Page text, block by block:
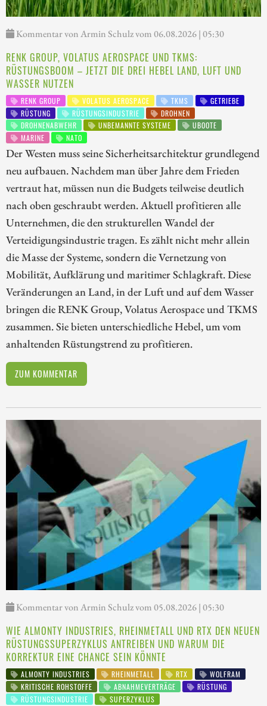
Kommentar von Armin Schulz vom 06.08.2026 | 05:30
RENK GROUP, VOLATUS AEROSPACE UND TKMS:
RÜSTUNGSBOOM – JETZT DIE DREI HEBEL LAND, LUFT UND
WASSER NUTZEN
RENK GROUP VOLATUS AEROSPACE TKMS
GETRIEBE
RÜSTUNG
RÜSTUNGSINDUSTRIE
DROHNEN
DROHNENABWEHR
UNBEMANNTE SYSTEME
UBOOTE
MARINE
NATO
Der Westen muss seine Sicherheitsarchitektur grundlegend
neu aufbauen. Nachdem man über Jahre dem Frieden
vertraut hat, müssen nun die Budgets teilweise deutlich
nach oben geschraubt werden. Aktuell profitieren alle
Unternehmen, die den strukturellen Wandel der
Verteidigungsindustrie tragen. Es zählt nicht mehr allein
die Masse der Systeme, sondern die Vernetzung von
Mobilität, Aufklärung und maritimer Schlagkraft. Diese
Veränderungen an Land, in der Luft und auf dem Wasser
bringen die RENK Group, Volatus Aerospace und TKMS
zusammen. Sie bieten unterschiedliche Hebel, um vom
anhaltenden Rüstungstrend zu profitieren.
ZUM KOMMENTAR
Kommentar von Armin Schulz vom 05.08.2026 | 05:30
WIE ALMONTY INDUSTRIES, RHEINMETALL UND RTX DEN NEUEN
RÜSTUNGSSUPERZYKLUS ANTREIBEN UND WARUM DIE
KORREKTUR EINE CHANCE SEIN KÖNNTE
ALMONTY INDUSTRIES RHEINMETALL RTX
WOLFRAM
KRITISCHE ROHSTOFFE
ABNAHMEVERTRÄGE
RÜSTUNG
RÜSTUNGSINDUSTRIE
SUPERZYKLUS